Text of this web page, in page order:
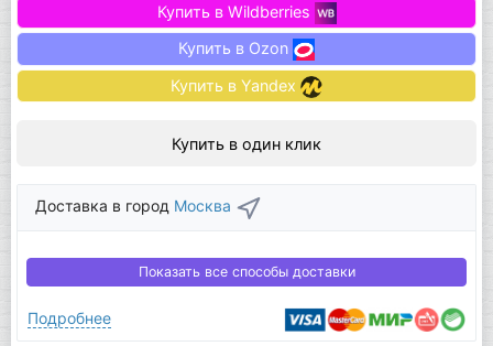
Купить в Wildberries
Купить в Ozon
Купить в Yandex
Купить в один клик
Доставка в город Москва
Показать все способы доставки
Подробнее